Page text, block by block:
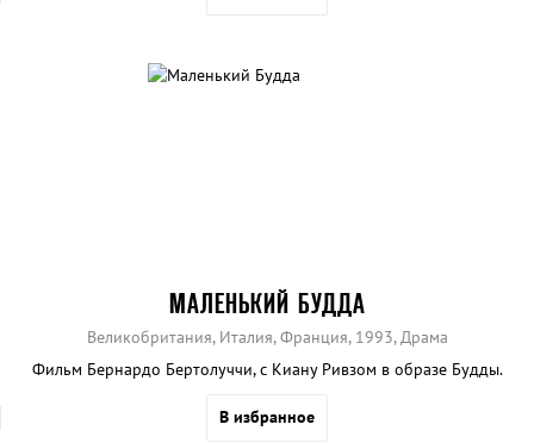
МАЛЕНЬКИЙ БУДДА
Великобритания, Италия, Франция, 1993, Драма
Фильм Бернардо Бертолуччи, с Киану Ривзом в образе Будды.
В избранное